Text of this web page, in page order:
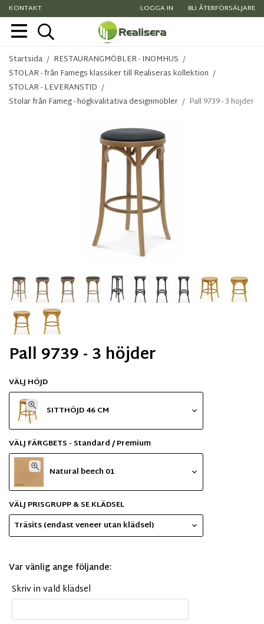
KONTAKT LOGGA IN BLI ÅTERFÖRSÄLJARE
Startsida / RESTAURANGMÖBLER - INOMHUS /
STOLAR - från Famegs klassiker till Realiseras kollektion /
STOLAR - LEVERANSTID /
Stolar från Fameg - högkvalitativa designmöbler / Pall 9739 - 3 höjder
Pall 9739 - 3 höjder
VÄLJ HÖJD
SITTHÖJD 46 CM
VÄLJ FÄRGBETS - Standard / Premium
Natural beech 01
VÄLJ PRISGRUPP & SE KLÄDSEL
Träsits (endast veneer utan klädsel)
Var vänlig ange följande:
Skriv in vald klädsel